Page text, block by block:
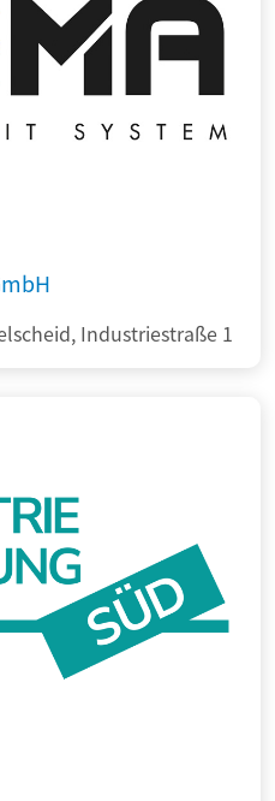
Industriestraße 1